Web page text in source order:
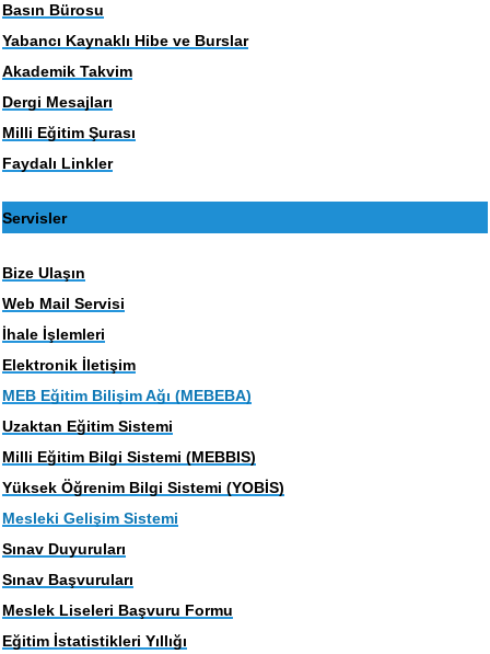
Basın Bürosu
Yabancı Kaynaklı Hibe ve Burslar
Akademik Takvim
Dergi Mesajları
Milli Eğitim Şurası
Faydalı Linkler
Servisler
Bize Ulaşın
Web Mail Servisi
İhale İşlemleri
Elektronik İletişim
MEB Eğitim Bilişim Ağı (MEBEBA)
Uzaktan Eğitim Sistemi
Milli Eğitim Bilgi Sistemi (MEBBIS)
Yüksek Öğrenim Bilgi Sistemi (YOBİS)
Mesleki Gelişim Sistemi
Sınav Duyuruları
Sınav Başvuruları
Meslek Liseleri Başvuru Formu
Eğitim İstatistikleri Yıllığı